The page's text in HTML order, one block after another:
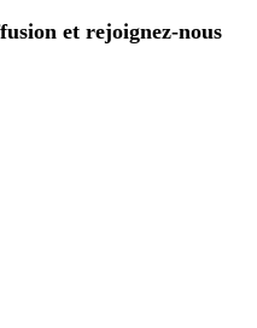
et rejoignez-nous